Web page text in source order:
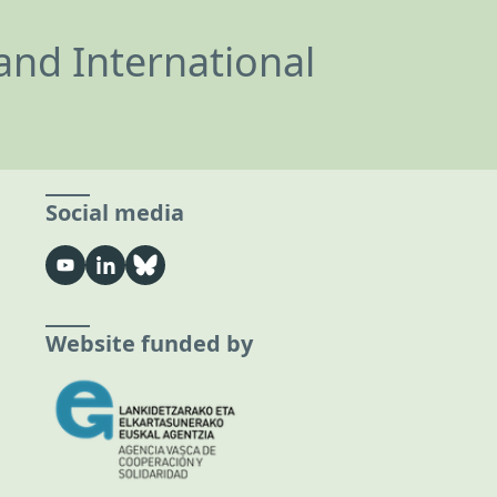
International
Social media
Website funded by